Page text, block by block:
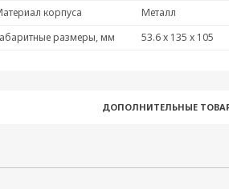
корпуса
Металл
размеры, мм
53.6 x 135 x 105
ДОПОЛНИТЕЛЬНЫЕ